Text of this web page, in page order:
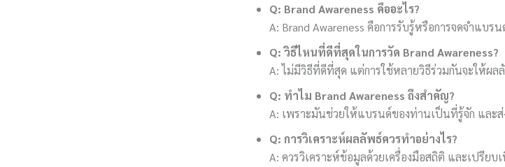
Q: Brand Awareness คืออะไร?
A: Brand Awareness คือการรับรู้หรือการจดจำแบร
Q: วิธีไหนที่ดีที่สุดในการวัด Brand Awareness?
A: ไม่มีวิธีที่ดีที่สุด แต่การใช้หลายวิธีร่วมกันจะให้ผ
Q: ทำไม Brand Awareness ถึงสำคัญ?
A: เพราะมันช่วยให้แบรนด์ของท่านเป็นที่รู้จัก และ
Q: การวิเคราะห์ผลลัพธ์ควรทำอย่างไร?
A: ควรวิเคราะห์ข้อมูลด้วยเครื่องมือสถิติ และเปรีย